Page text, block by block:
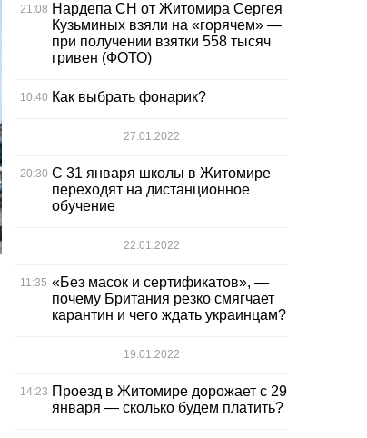
21:08 Нардепа СН от Житомира Сергея
Кузьминых взяли на «горячем» —
при получении взятки 558 тысяч
гривен (ФОТО)
10:40 Как выбрать фонарик?
27.01.2022
20:30 С 31 января школы в Житомире
переходят на дистанционное
обучение
22.01.2022
11:35 «Без масок и сертификатов», —
почему Британия резко смягчает
карантин и чего ждать украинцам?
19.01.2022
14:23 Проезд в Житомире дорожает с 29
января — сколько будем платить?